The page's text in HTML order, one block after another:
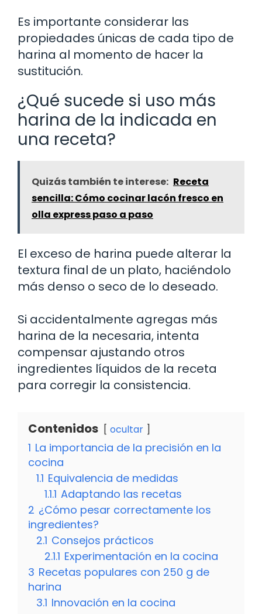
Es importante considerar las
propiedades únicas de cada tipo de
harina al momento de hacer la
sustitución.
¿Qué sucede si uso más
harina de la indicada en
una receta?
Quizás también te interese: Receta
sencilla: Cómo cocinar lacón fresco en
olla express paso a paso
El exceso de harina puede alterar la
textura final de un plato, haciéndolo
más denso o seco de lo deseado.
Si accidentalmente agregas más
harina de la necesaria, intenta
compensar ajustando otros
ingredientes líquidos de la receta
para corregir la consistencia.
Contenidos ocultar
1 La importancia de la precisión en la
cocina
1.1 Equivalencia de medidas
1.1.1 Adaptando las recetas
2 ¿Cómo pesar correctamente los
ingredientes?
2.1 Consejos prácticos
2.1.1 Experimentación en la cocina
3 Recetas populares con 250 g de
harina
3.1 Innovación en la cocina